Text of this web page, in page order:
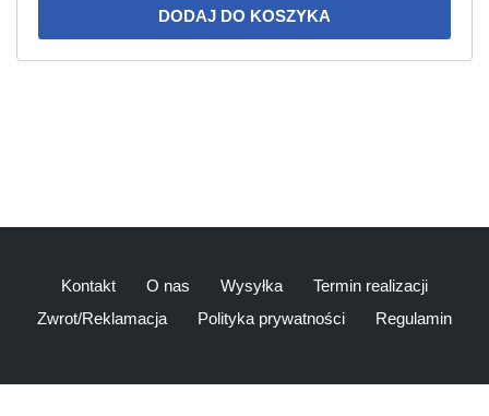
DODAJ DO KOSZYKA
Kontakt O nas Wysyłka
Termin realizacji
Zwrot/Reklamacja
Polityka prywatności Regulamin